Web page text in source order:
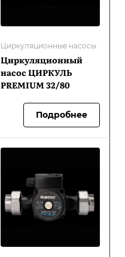
Циркуляционные насосы
Циркуляционный
насос ЦИРКУЛЬ
PREMIUM 32/80
Подробнее